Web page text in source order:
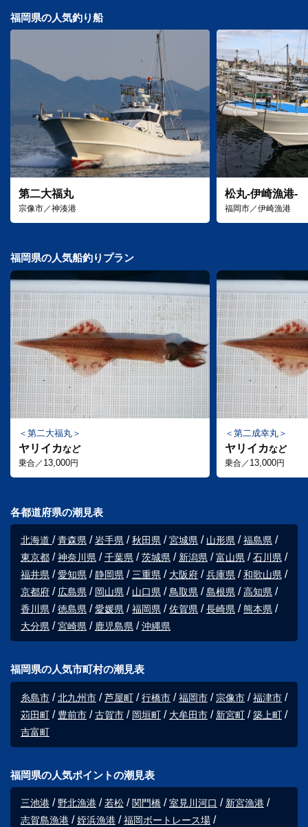
福岡県の人気釣り船
第二大福丸
宗像市／神湊港
松丸-伊崎漁港-
福岡市／伊崎漁港
福岡県の人気船釣りプラン
第二大福丸
ヤリイカなど
乗合／ 13,000円
第二成幸丸
ヤリイカなど
乗合／ 13,000円
各都道府県の潮見表
北海道 青森県 岩手県 秋田県 宮城県 山形県
福島県
東京都
神奈川県 千葉県 茨城県 新潟県 富山県
石川県
福井県
愛知県 静岡県 三重県 大阪府 兵庫県
和歌山県
京都府
広島県 岡山県 山口県 鳥取県 島根県
高知県
香川県
徳島県 愛媛県 福岡県 佐賀県 長崎県
熊本県
大分県
宮崎県 鹿児島県 沖縄県
福岡県の人気市町村の潮見表
糸島市 北九州市 芦屋町 行橋市 福岡市 宗像市
福津市
苅田町
豊前市 古賀市 岡垣町 大牟田市 新宮町
築上町
吉富町
福岡県の人気ポイントの潮見表
三池港 野北漁港 若松 関門橋 室見川河口
新宮漁港
志賀島漁港
姪浜漁港
福岡ボートレース場